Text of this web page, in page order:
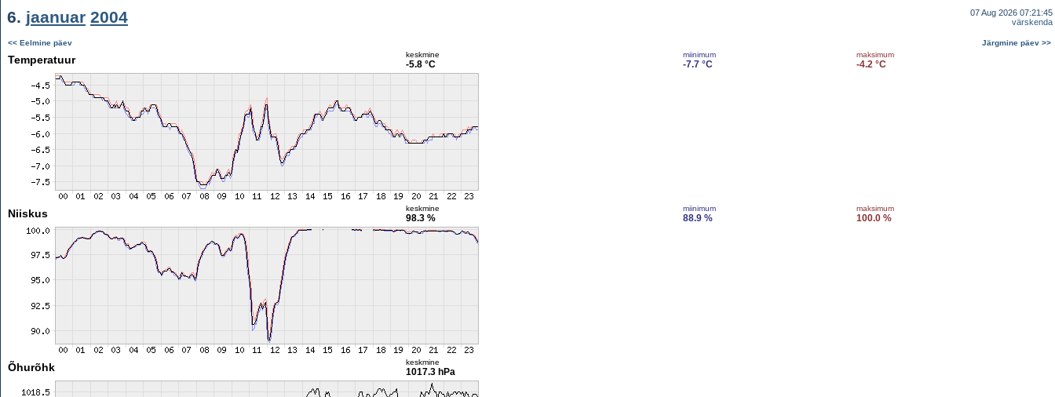
6. jaanuar 2004
07 Aug 2026 07:21:45
värskenda
<< Eelmine päev Järgmine päev >>
Temperatuur keskmine
-5.8 °C
miinimum
-7.7 °C
maksimum
-4.2 °C
Niiskus keskmine
98.3 %
miinimum
88.9 %
maksimum
100.0 %
Õhurõhk keskmine
1017.3 hPa